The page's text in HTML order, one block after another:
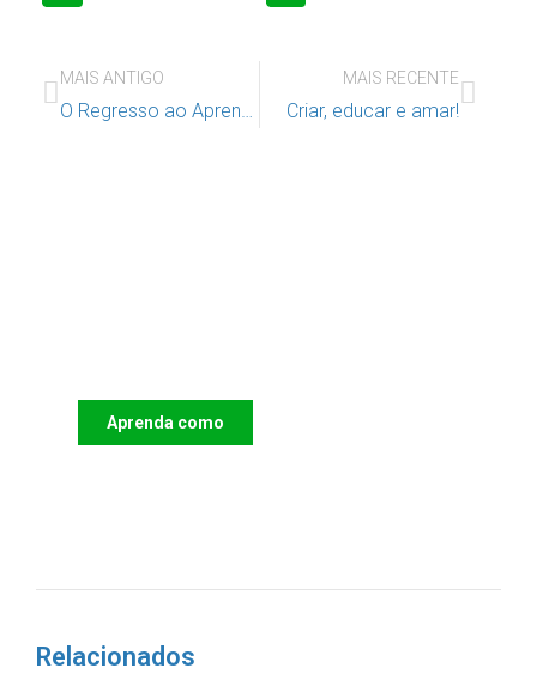
MAIS ANTIGO MAIS RECENTE
Criar, educar e amar!
Aprenda como
Relacionados